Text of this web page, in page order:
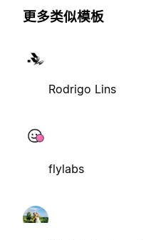
更多类似模板
Rodrigo Lins
flylabs